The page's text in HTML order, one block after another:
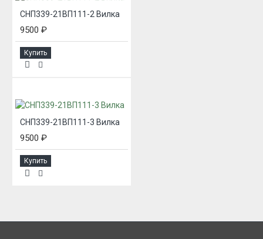
СНП339-21ВП111-2 Вилка
9500 ₽
Купить
СНП339-21ВП111-3 Вилка
9500 ₽
Купить